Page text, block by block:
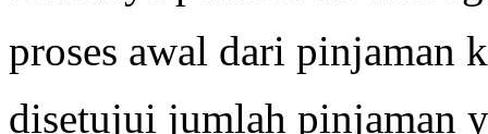
proses awal dari pinjaman
disetujui jumlah pinjaman